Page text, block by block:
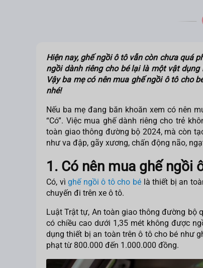
Hiện nay, ghế ngồi ô tô vẫn còn chưa quá
ngồi dành riêng cho bé lại là một vật
Vậy ba mẹcó nên mua ghế ngồi ô tô cho
nhé!
Nếu ba mẹ đang băn khoăn xem có nên
“Có”. Việc mua ghế dành riêng cho trẻ
toàn giao thông đường bộ 2024, mà còn
như va đập, gãy xương, chấn động não,
1. Có nên mua ghế ngồi
Có, vìghế ngồi ô tô cho bé là thiết bị an
chuyến đi trên xe ô tô.
Luật Trật tự, An toàn giao thông đường bộ
có chiều cao dưới 1,35 mét không được
dụng thiết bị an toàn trên ô tô cho bé như
phạt từ 800.000 đến 1.000.000 đồng.